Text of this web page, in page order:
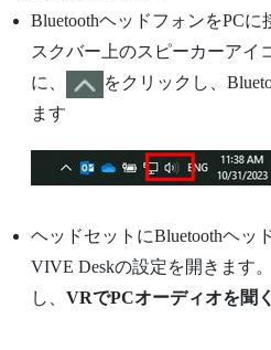
BluetoothヘッドフォンをPCに
スクバー上のスピーカーアイ
に、
をクリックし、
ます
ヘッドセットにBluetoothヘッ
VIVE Deskの設定を開きます
し、 VRでPCオーディオを聞く